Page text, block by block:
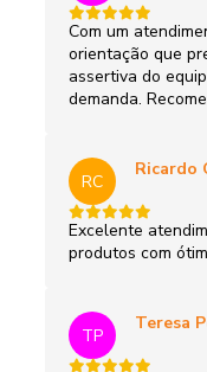
Com um
orientação que
assertiva do
demanda.
RC
Ricardo
Excelente
produtos com
TP
Teresa